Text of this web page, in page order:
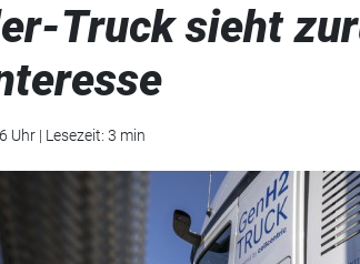
Truck sieht
Uhr | Lesezeit: 3 min